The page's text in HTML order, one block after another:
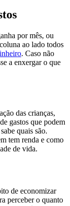
por mês, ou
ao lado todos
. Caso não
a enxergar o que
das crianças,
gastos que podem
quais são.
tem renda e como
de vida.
de economizar
perceber o quanto